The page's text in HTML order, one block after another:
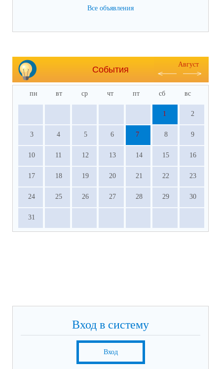
Все объявления
События
Август
пн вт ср чт пт сб вс
1 2
3 4 5 6 7 8 9
10 11 12 13 14 15 16
17 18 19 20 21 22 23
24 25 26 27 28 29 30
31
Вход в систему
Вход